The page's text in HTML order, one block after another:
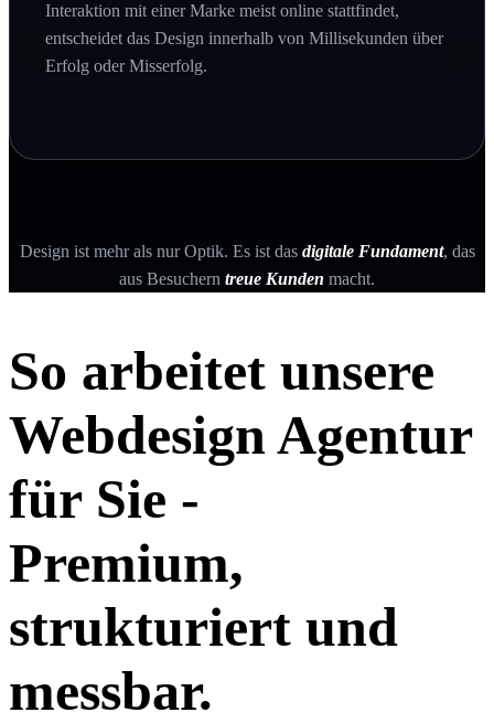
Interaktion mit einer Marke meist online stattfindet,
entscheidet das Design innerhalb von Millisekunden über
Erfolg oder Misserfolg.
Design ist mehr als nur Optik. Es ist das digitale Fundament, das
aus Besuchern treue Kunden macht.
So arbeitet unsere
Webdesign Agentur
für Sie -
Premium,
strukturiert und
messbar.